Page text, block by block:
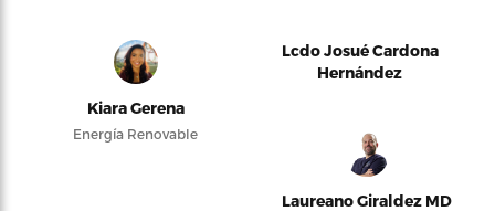
Kiara Gerena
Energía Renovable
Lcdo Josué Cardona
Hernández
Laureano Giraldez MD